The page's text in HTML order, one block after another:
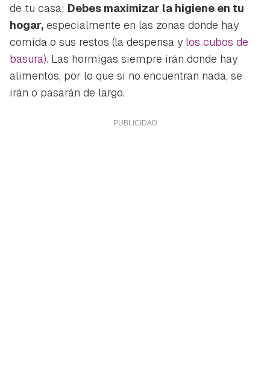
de tu casa: Debes maximizar la higiene en tu
hogar, especialmente en las zonas donde hay
comida o sus restos (la despensa y los cubos de
basura). Las hormigas siempre irán donde hay
alimentos, por lo que si no encuentran nada, se
irán o pasarán de largo.